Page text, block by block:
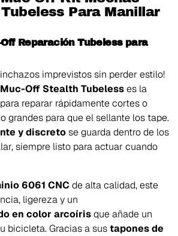
Para Manillar
Reparación Tubeless para
imprevistos sin perder estilo!
Off Stealth Tubelesses la
reparar rápidamente cortes o
grandes para que el sellante los tape.
y discretose guarda dentro de los
siempre listo para actuar cuando
6061 CNC de alta calidad, este
ligereza y un
en color arcoírisque añade un
bicicleta. Gracias a sustapones de